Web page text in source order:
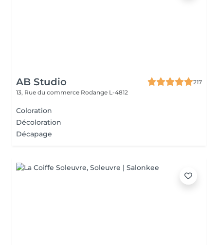
AB Studio
217
13, Rue du commerce Rodange L-4812
Coloration
Décoloration
Décapage